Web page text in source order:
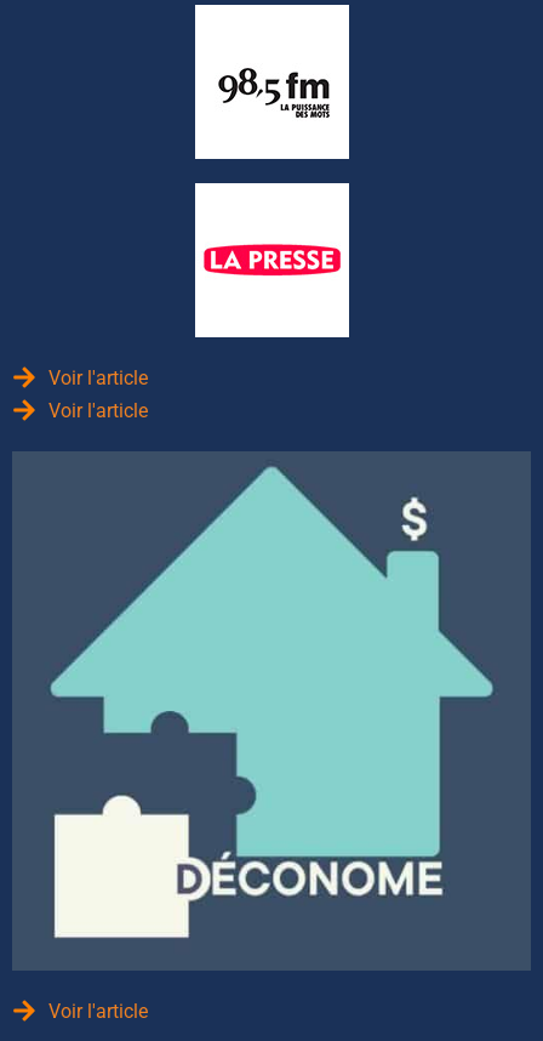
Voir l'article
Voir l'article
Voir l'article